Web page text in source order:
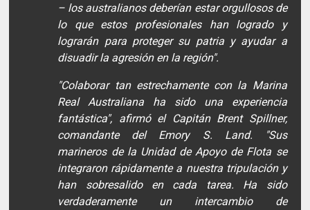
– los australianos deberían estar orgullosos de
lo que estos profesionales han logrado y
lograrán para proteger su patria y ayudar a
disuadir la agresión en la región".
"Colaborar tan estrechamente con la Marina
Real Australiana ha sido una experiencia
fantástica", afirmó el Capitán Brent Spillner,
comandante del Emory S. Land. "Sus
marineros de la Unidad de Apoyo de Flota se
integraron rápidamente a nuestra tripulación y
han sobresalido en cada tarea. Ha sido
verdaderamente un intercambio de